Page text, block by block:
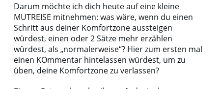
Darum möchte ich dich heute auf eine kleine
MUTREISE mitnehmen: was wäre, wenn du einen
Schritt aus deiner Komfortzone aussteigen
würdest, einen oder 2 Sätze mehr erzählen
würdest, als „normalerweise“? Hier zum ersten mal
einen KOmmentar hintelassen würdest, um zu
üben, deine Komfortzone zu verlassen?